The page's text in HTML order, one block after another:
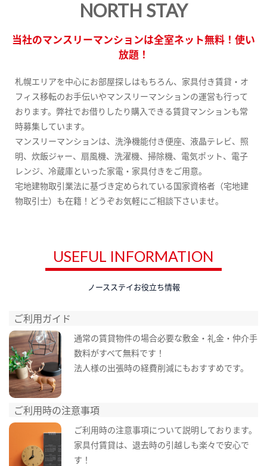
NORTH STAY
当社のマンスリーマンションは全室ネット無料！使い
放題！
札幌エリアを中心にお部屋探しはもちろん、家具付き賃貸・オ
フィス移転のお手伝いやマンスリーマンションの運営も行って
おります。弊社でお借りしたり購入できる賃貸マンションも常
時募集しています。
マンスリーマンションは、洗浄機能付き便座、液晶テレビ、照
明、炊飯ジャー、扇風機、洗濯機、掃除機、電気ポット、電子
レンジ、冷蔵庫といった家電・家具付きをご用意。
宅地建物取引業法に基づき定められている国家資格者（宅地建
物取引士）も在籍！どうぞお気軽にご相談下さいませ。
USEFUL INFORMATION
ノースステイお役立ち情報
ご利用ガイド
通常の賃貸物件の場合必要な敷金・礼金・仲介手
数料がすべて無料です！
法人様の出張時の経費削減にもおすすめです。
ご利用時の注意事項
ご利用時の注意事項について説明しております。
家具付賃貸は、退去時の引越しも楽々で安心で
す！